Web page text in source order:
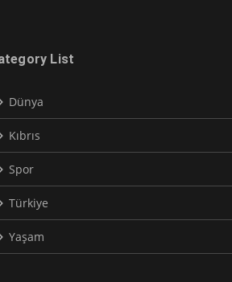
List
Dünya
Kıbrıs
Spor
Türkiye
Yaşam